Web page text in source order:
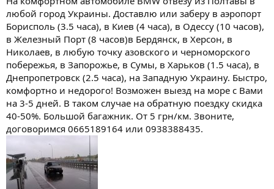
любой город Украины. Доставлю или заберу в аэропорт
Борисполь (3.5 часа), в Киев (4 часа), в Одессу (10 часов),
в Железный Порт (8 часов)в Бердянск, в Херсон, в
Николаев, в любую точку азовского и черноморского
побережья, в Запорожье, в Сумы, в Харьков (1.5 часа), в
Днепропетровск (2.5 часа), на Западную Украину. Быстро,
комфортно и недорого! Возможен выезд на море с Вами
на 3-5 дней. В таком случае на обратную поездку скидка
40-50%. Большой багажник. От 5 грн/км. Звоните,
договоримся 0665189164 или 0938388435.